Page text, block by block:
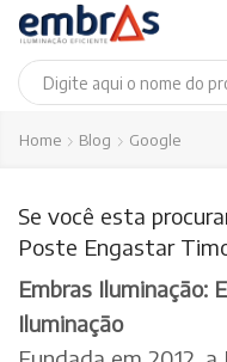
Home Blog Google
Se você esta
Poste Engastar
Embras Iluminação:
Iluminação